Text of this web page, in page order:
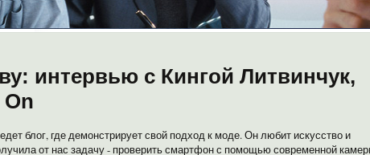
интервью с Кингой Литвинчук,
блог, где демонстрирует свой подход к моде. Он любит искусство и
от нас задачу - проверить смартфон с помощью современной